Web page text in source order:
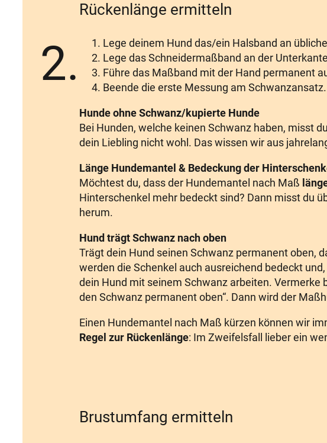
2.
Rückenlänge ermitteln
Lege deinem Hund das/ein Halsband an
Lege das Schneidermaßband an der
Führe das Maßband mit der Hand permanent
Beende die erste Messung am Schwanzansatz.
Hunde ohne Schwanz/kupierte Hunde
Bei Hunden, welche keinen Schwanz haben, misst
dein Liebling nicht wohl. Das wissen wir aus
Länge Hundemantel & Bedeckung der
Möchtest du, dass der Hundemantel nach Maß
Hinterschenkel mehr bedeckt sind? Dann misst du
herum.
Hund trägt Schwanz nach oben
Trägt dein Hund seinen Schwanz permanent oben,
werden die Schenkel auch ausreichend bedeckt
dein Hund mit seinem Schwanz arbeiten. Vermerke
den Schwanz permanent oben“. Dann wird der
Einen Hundemantel nach Maß kürzen können wir
Regel zur Rückenlänge: Im Zweifelsfall lieber ein
Brustumfang ermitteln